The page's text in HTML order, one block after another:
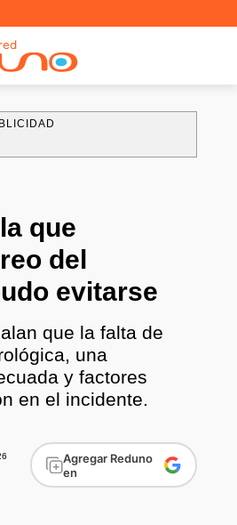
que
del
evitarse
que la falta de
una
y factores
en el incidente.
Agregar Reduno
en